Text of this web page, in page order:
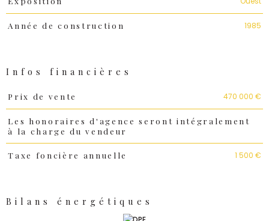
Année de construction 1985
Infos financières
Caractéristiques Valeurs
Prix de vente 470 000 €
Les honoraires d'agence seront intégralement
à la charge du vendeur
Taxe foncière annuelle 1 500 €
Bilans énergétiques